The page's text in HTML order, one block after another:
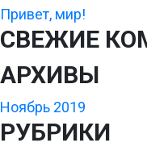
Привет, мир!
СВЕЖИЕ
АРХИВЫ
Ноябрь 2019
РУБРИКИ